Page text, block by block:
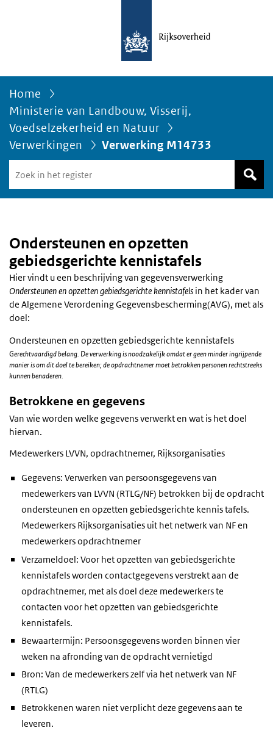
Home
Ministerie van Landbouw, Visserij,
Voedselzekerheid en Natuur
Verwerkingen
Verwerking M14733
in
het
Ondersteunen en opzetten
gebiedsgerichte kennistafels
Hier vindt u een beschrijving van gegevensverwerking
Ondersteunen en opzetten gebiedsgerichte kennistafels in het kader van
de Algemene Verordening Gegevensbescherming(AVG), met als
doel:
Ondersteunen en opzetten gebiedsgerichte kennistafels
Gerechtvaardigd belang. De verwerking is noodzakelijk omdat er geen minder ingrijpende
manier is om dit doel te bereiken; de opdrachtnemer moet betrokken personen rechtstreeks
kunnen benaderen.
Betrokkene en gegevens
Van wie worden welke gegevens verwerkt en wat is het doel
hiervan.
Medewerkers LVVN, opdrachtnemer, Rijksorganisaties
Gegevens: Verwerken van persoonsgegevens van
medewerkers van LVVN (RTLG/NF) betrokken bij de opdracht
ondersteunen en opzetten gebiedsgerichte kennis tafels.
Medewerkers Rijksorganisaties uit het netwerk van NF en
medewerkers opdrachtnemer
Verzameldoel: Voor het opzetten van gebiedsgerichte
kennistafels worden contactgegevens verstrekt aan de
opdrachtnemer, met als doel deze medewerkers te
contacten voor het opzetten van gebiedsgerichte
kennistafels.
Bewaartermijn: Persoonsgegevens worden binnen vier
weken na afronding van de opdracht vernietigd
Bron: Van de medewerkers zelf via het netwerk van NF
(RTLG)
Betrokkenen waren niet verplicht deze gegevens aan te
leveren.